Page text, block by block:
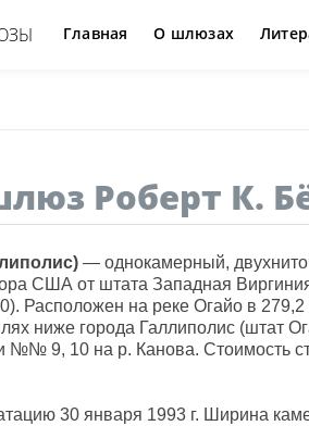
Главная О шлюзах
Роберт К.
— однокамерный,
США от штата Западная
Расположен на реке Огайо в
ниже города Галлиполис (штат
9, 10 на р. Канова. Стоимость
30 января 1993 г. Ширина